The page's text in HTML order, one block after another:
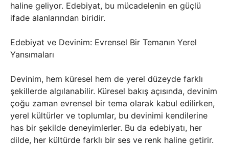
haline geliyor. Edebiyat, bu mücadelenin en güçlü
ifade alanlarından biridir.
Edebiyat ve Devinim: Evrensel Bir Temanın Yerel
Yansımaları
Devinim, hem küresel hem de yerel düzeyde farklı
şekillerde algılanabilir. Küresel bakış açısında, devinim
çoğu zaman evrensel bir tema olarak kabul edilirken,
yerel kültürler ve toplumlar, bu devinimi kendilerine
has bir şekilde deneyimlerler. Bu da edebiyatı, her
dilde, her kültürde farklı bir ses ve renk haline getirir.